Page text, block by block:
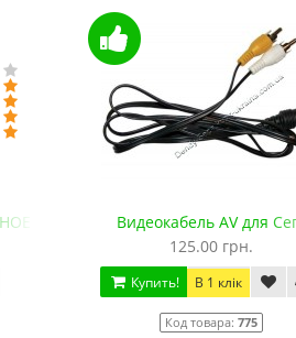
качество, 143 см)Видеокабель AV для
125.00 грн.
Купить! В 1 клік
Код товара: 775